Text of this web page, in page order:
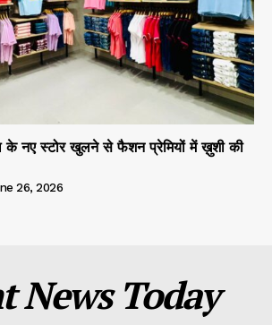
के नए स्टोर खुलने से फैशन प्रेमियों में ख़ुशी की
26, 2026
News Today